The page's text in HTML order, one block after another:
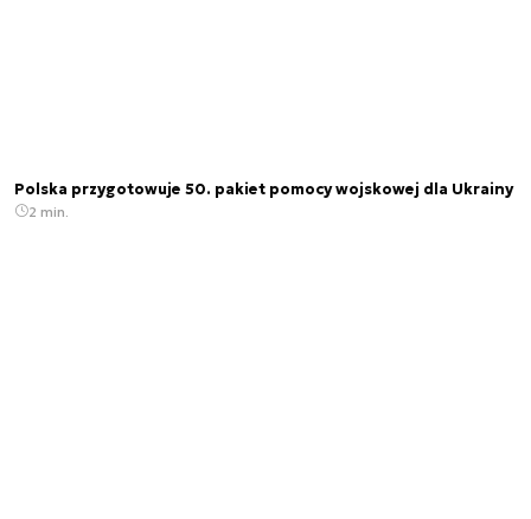
Polska przygotowuje 50. pakiet pomocy wojskowej dla Ukrainy
2 min.